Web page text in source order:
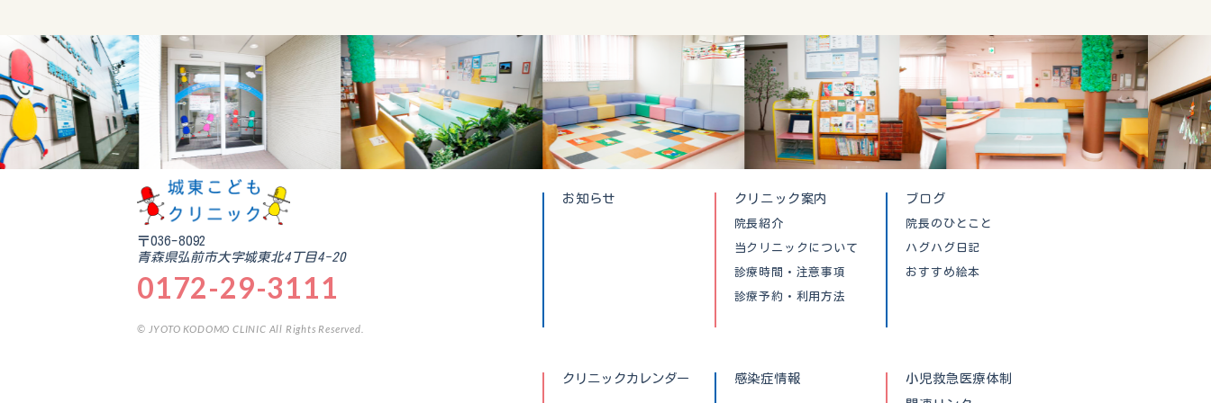
お知らせ クリニック案内
院長紹介
当クリニックについて
診療時間・注意事項
診療予約・利用方法
ブログ
院長のひとこと
ハグハグ日記
おすすめ絵本
クリニックカレンダー 感染症情報
小児救急医療体制
〒036-8092
青森県弘前市大字城東北4丁目4-20
0172-29-3111
© JYOTO KODOMO CLINIC All Rights Reserved.